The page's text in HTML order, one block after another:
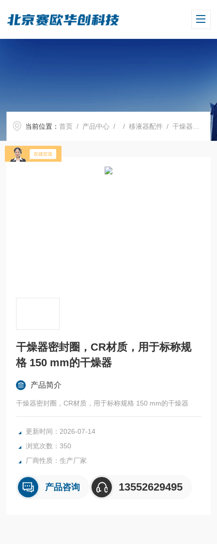
当前位置：首页 / 产品中心 / /移液器配件 / 干燥器密封圈，CR材质，用于标称规格 150 mm的干燥器
干燥器密封圈，CR材质，用于标称规
格 150 mm的干燥器
产品简介
干燥器密封圈，CR材质，用于标称规格 150 mm的干燥器
更新时间：2026-07-14
浏览次数：350
厂商性质：生产厂家
产品咨询 13552629495